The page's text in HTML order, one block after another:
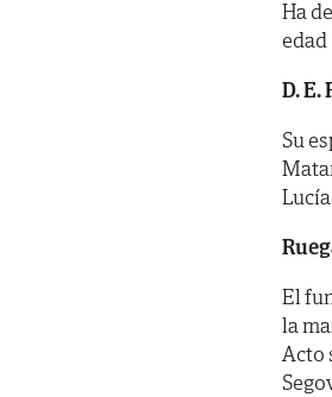
Ha
edad
D. E.
Su
El
la
Acto